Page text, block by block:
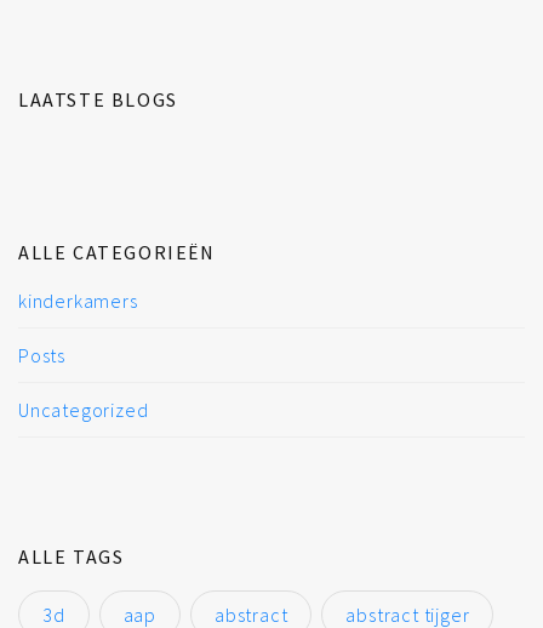
LAATSTE BLOGS
ALLE CATEGORIEËN
kinderkamers
Posts
Uncategorized
ALLE TAGS
3d aap abstract abstract tijger